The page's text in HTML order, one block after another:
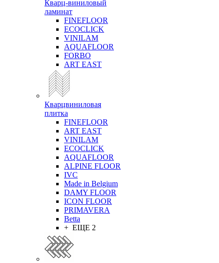
Кварц-виниловый
ламинат
FINEFLOOR
ECOCLICK
VINILAM
AQUAFLOOR
FORBO
ART EAST
Кварцвиниловая
плитка
FINEFLOOR
ART EAST
VINILAM
ECOCLICK
AQUAFLOOR
ALPINE FLOOR
IVC
Made in Belgium
DAMY FLOOR
ICON FLOOR
PRIMAVERA
Betta
+ ЕЩЕ 2